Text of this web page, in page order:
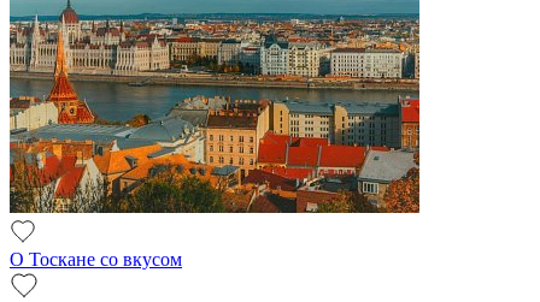
О Тоскане со вкусом